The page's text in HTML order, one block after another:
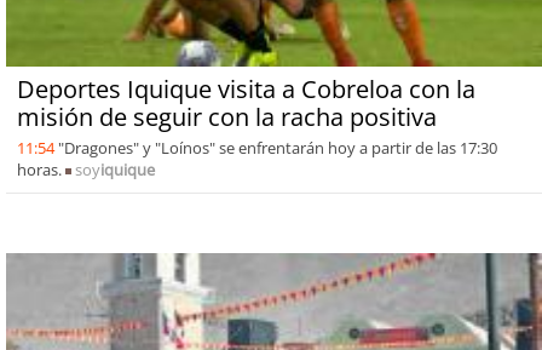
Deportes Iquique visita a Cobreloa con la
misión de seguir con la racha positiva
11:54 "Dragones" y "Loínos" se enfrentarán hoy a partir de las 17:30
horas.
soyiquique